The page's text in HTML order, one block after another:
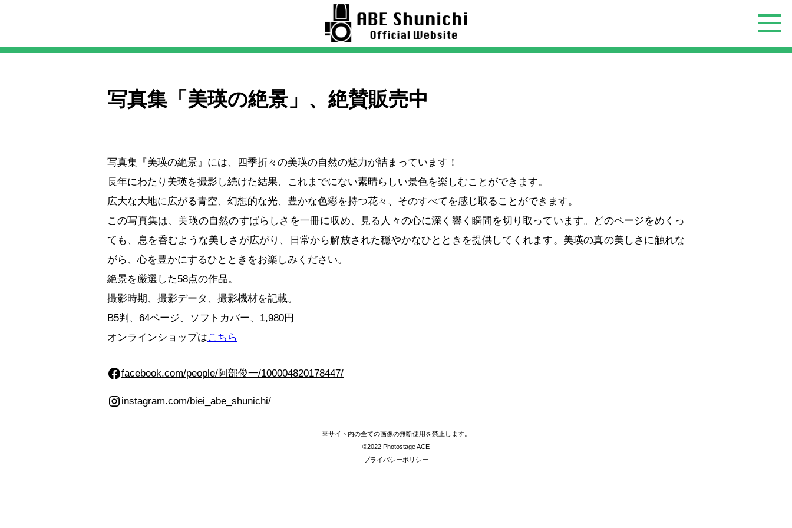
写真集「美瑛の絶景」、絶賛販売中
写真集『美瑛の絶景』には、四季折々の美瑛の自然の魅力が詰まっています！
長年にわたり美瑛を撮影し続けた結果、これまでにない素晴らしい景色を楽しむことができます。
広大な大地に広がる青空、幻想的な光、豊かな色彩を持つ花々、そのすべてを感じ取ることができます。
この写真集は、美瑛の自然のすばらしさを一冊に収め、見る人々の心に深く響く瞬間を切り取っています。どのページをめくっ
ても、息を呑むような美しさが広がり、日常から解放された穏やかなひとときを提供してくれます。美瑛の真の美しさに触れな
がら、心を豊かにするひとときをお楽しみください。
絶景を厳選した58点の作品。
撮影時期、撮影データ、撮影機材を記載。
B5判、64ページ、ソフトカバー、1,980円
オンラインショップはこちら
Facebook
facebook.com/people/阿部俊一/100004820178447/
Instagram
instagram.com/biei_abe_shunichi/
※サイト内の全ての画像の無断使用を禁止します。
©2022 Photostage ACE
プライバシーポリシー